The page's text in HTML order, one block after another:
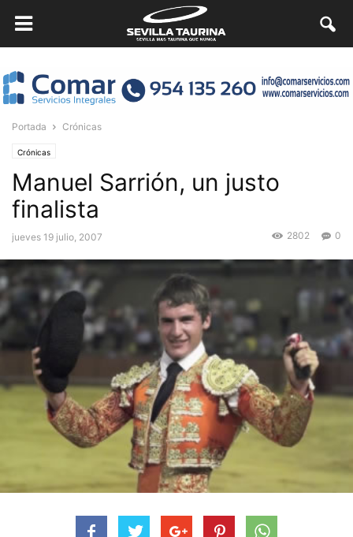
Portada Crónicas
Crónicas
Manuel Sarrión, un justo
finalista
jueves 19 julio, 2007 0
2802